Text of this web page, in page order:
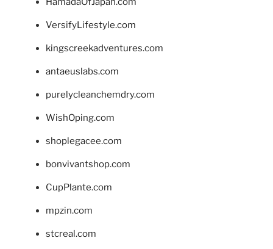
VersifyLifestyle.com
kingscreekadventures.com
antaeuslabs.com
purelycleanchemdry.com
WishOping.com
shoplegacee.com
bonvivantshop.com
CupPlante.com
mpzin.com
stcreal.com